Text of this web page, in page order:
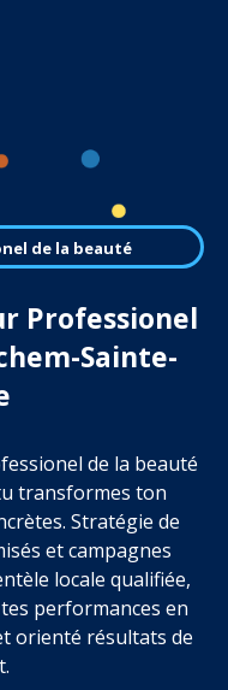
de la beauté
Professionel
Sainte-
de la beauté
transformes ton
Stratégie de
et campagnes
locale qualifiée,
performances en
orienté résultats de